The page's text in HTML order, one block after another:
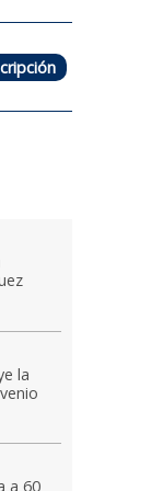
la
a 60